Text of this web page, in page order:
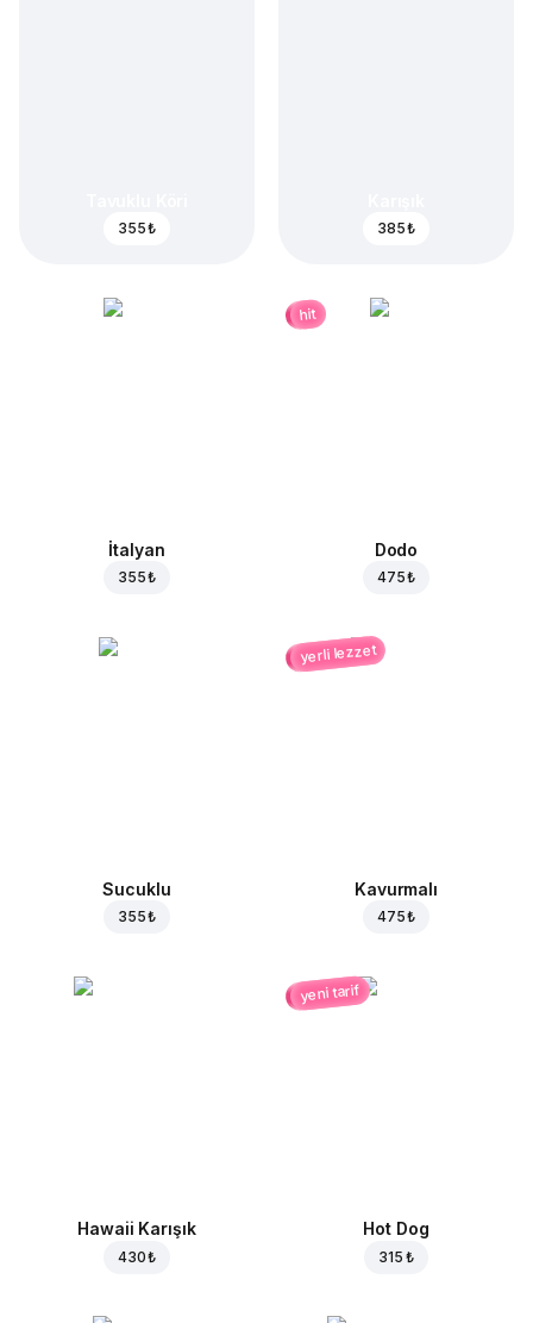
355 ₺ 385 ₺
İtalyan
355 ₺
hit
Dodo
475 ₺
Sucuklu
355 ₺
yerli lezzet
Kavurmalı
475 ₺
Hawaii Karışık
430 ₺
yeni tarif
Hot Dog
315 ₺